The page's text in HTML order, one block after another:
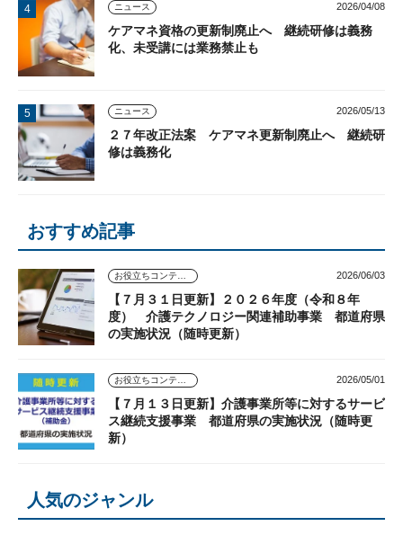
ニュース 2026/04/08
ケアマネ資格の更新制廃止へ 継続研修は義務
化、未受講には業務禁止も
ニュース 2026/05/13
２７年改正法案 ケアマネ更新制廃止へ 継続研
修は義務化
おすすめ記事
お役立ちコンテンツ 2026/06/03
【７月３１日更新】２０２６年度（令和８年
度） 介護テクノロジー関連補助事業 都道府県
の実施状況（随時更新）
お役立ちコンテンツ 2026/05/01
【７月１３日更新】介護事業所等に対するサービ
ス継続支援事業 都道府県の実施状況（随時更
新）
人気のジャンル